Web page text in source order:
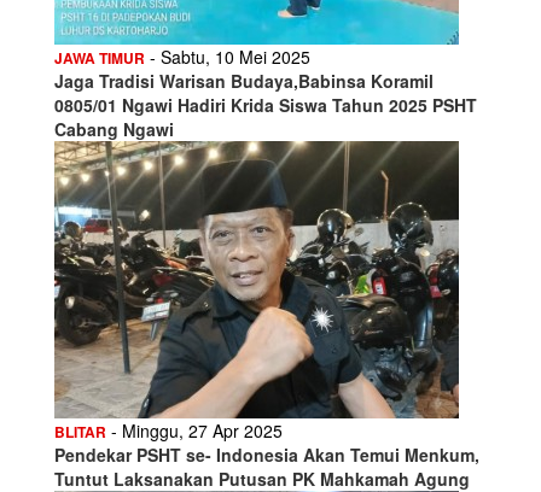
JAWA TIMUR - Sabtu, 10 Mei 2025
Jaga Tradisi Warisan Budaya,Babinsa Koramil
0805/01 Ngawi Hadiri Krida Siswa Tahun 2025 PSHT
Cabang Ngawi
BLITAR - Minggu, 27 Apr 2025
Pendekar PSHT se- Indonesia Akan Temui Menkum,
Tuntut Laksanakan Putusan PK Mahkamah Agung